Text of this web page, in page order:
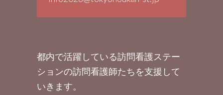
都内で活躍している訪問看護ステー
ションの訪問看護師たちを支援して
いきます。